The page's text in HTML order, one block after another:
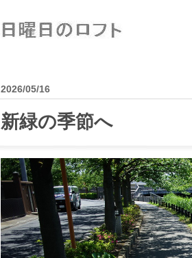
新緑の季節へ
2026/05/16